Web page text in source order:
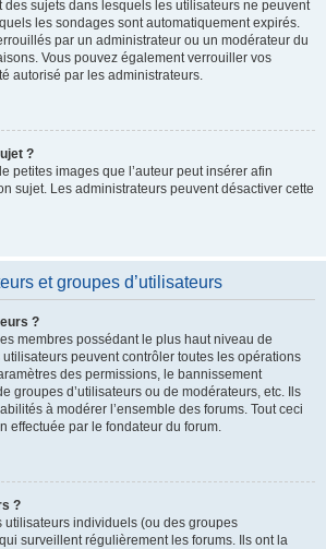
des sujets dans lesquels les utilisateurs ne peuvent
les sondages sont automatiquement expirés.
par un administrateur ou un modérateur du
Vous pouvez également verrouiller vos
autorisé par les administrateurs.
?
petites images que l’auteur peut insérer afin
sujet. Les administrateurs peuvent désactiver cette
et groupes d’utilisateurs
?
membres possédant le plus haut niveau de
peuvent contrôler toutes les opérations
des permissions, le bannissement
groupes d’utilisateurs ou de modérateurs, etc. Ils
à modérer l’ensemble des forums. Tout ceci
effectuée par le fondateur du forum.
?
utilisateurs individuels (ou des groupes
surveillent régulièrement les forums. Ils ont la